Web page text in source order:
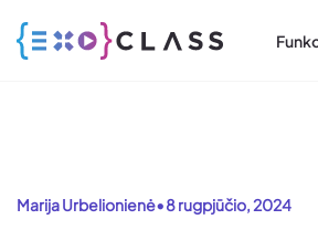
Marija Urbelionienė•8 rugpjūčio, 2024